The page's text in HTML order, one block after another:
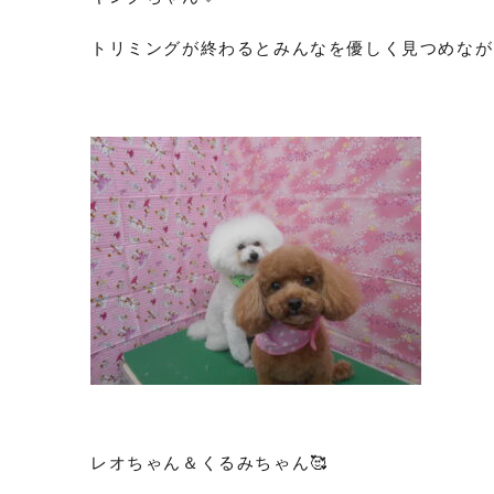
トリミングが終わるとみんなを優しく見つめな
レオちゃん＆くるみちゃん🥰